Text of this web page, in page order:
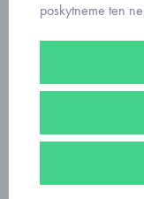
poskytneme ten